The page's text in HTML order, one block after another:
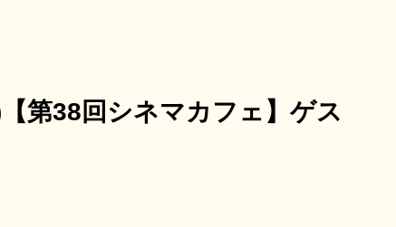
第38回シネマカフェ】ゲス